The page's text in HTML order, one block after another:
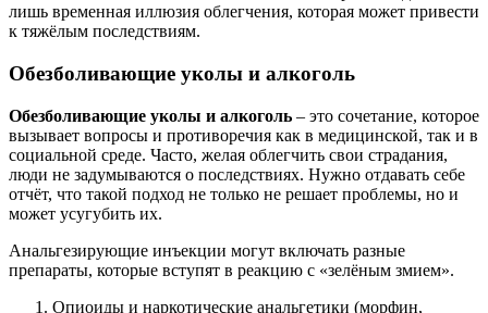
лишь временная иллюзия облегчения, которая может привести
к тяжёлым последствиям.
Обезболивающие уколы и алкоголь
Обезболивающие уколы и алкоголь – это сочетание, которое
вызывает вопросы и противоречия как в медицинской, так и в
социальной среде. Часто, желая облегчить свои страдания,
люди не задумываются о последствиях. Нужно отдавать себе
отчёт, что такой подход не только не решает проблемы, но и
может усугубить их.
Анальгезирующие инъекции могут включать разные
препараты, которые вступят в реакцию с «зелёным змием».
Опиоиды и наркотические анальгетики (морфин,